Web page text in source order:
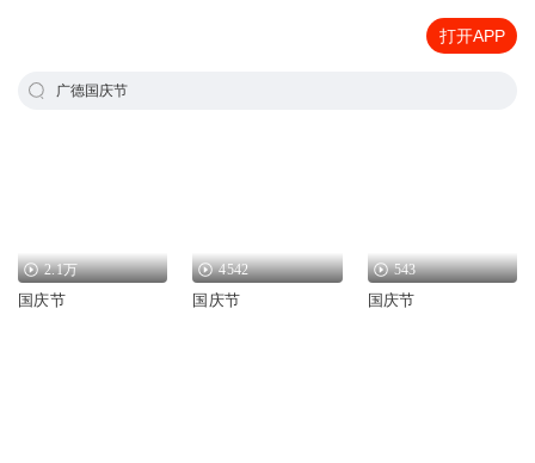
打开APP
广德国庆节
2.1万
国庆节
4542
国庆节
543
国庆节